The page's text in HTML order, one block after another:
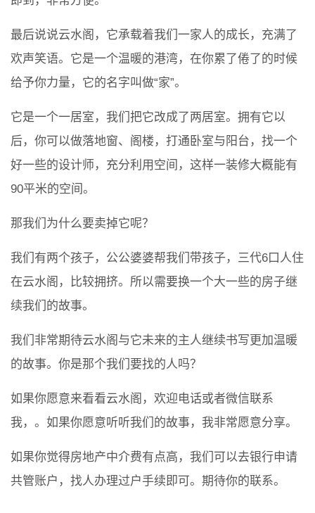
最后说说云水阁，它承载着我们一家人的成长，充满了
欢声笑语。它是一个温暖的港湾，在你累了倦了的时候
给予你力量，它的名字叫做“家”。
它是一个一居室，我们把它改成了两居室。拥有它以
后，你可以做落地窗、阁楼，打通卧室与阳台，找一个
好一些的设计师，充分利用空间，这样一装修大概能有
90平米的空间。
那我们为什么要卖掉它呢？
我们有两个孩子，公公婆婆帮我们带孩子，三代6口人住
在云水阁，比较拥挤。所以需要换一个大一些的房子继
续我们的故事。
我们非常期待云水阁与它未来的主人继续书写更加温暖
的故事。你是那个我们要找的人吗？
如果你愿意来看看云水阁，欢迎电话或者微信联系
我，。如果你愿意听听我们的故事，我非常愿意分享。
如果你觉得房地产中介费有点高，我们可以去银行申请
共管账户，找人办理过户手续即可。期待你的联系。